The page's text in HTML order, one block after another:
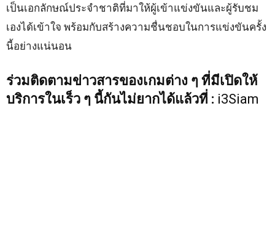
เป็นเอกลักษณ์ประจำชาติที่มาให้ผู้เข้าแข่งขันและผู้รับชม
เองได้เข้าใจ พร้อมกับสร้างความชื่นชอบในการแข่งขันครั้ง
นี้อย่างแน่นอน
ร่วมติดตามข่าวสารของเกมต่าง ๆ ที่มีเปิดให้
บริการในเร็ว ๆ นี้กันไม่ยากได้แล้วที่ : i3Siam